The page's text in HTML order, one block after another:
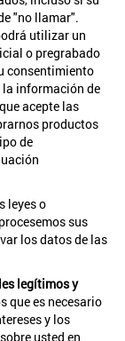
"no llamar".
utilizar un
o pregrabado
consentimiento
información de
acepte las
productos
de
leyes o
sus
los datos de las
legítimos y
que es necesario
y los
usted en